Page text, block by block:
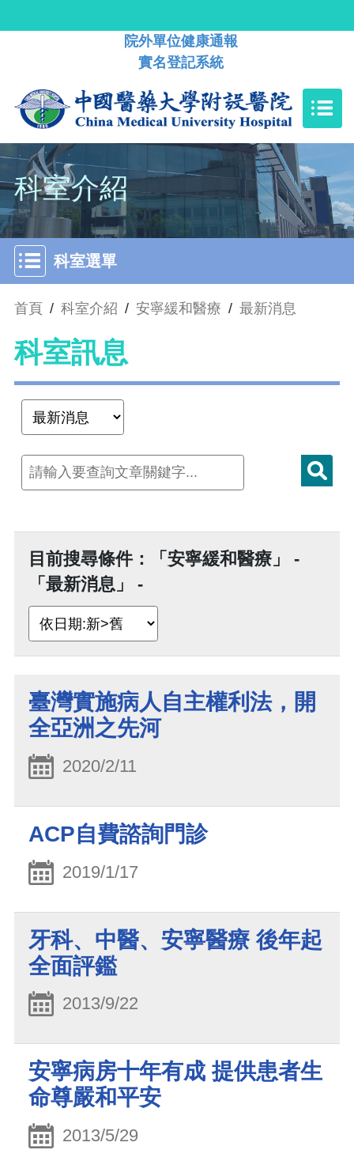
院外單位健康通報
實名登記系統
科室介紹
科室選單
首頁 / 科室介紹 / 安寧緩和醫療 / 最新消息
科室訊息
目前搜尋條件：「安寧緩和醫療」 -
「最新消息」 -
臺灣實施病人自主權利法，開
全亞洲之先河
2020/2/11
ACP自費諮詢門診
2019/1/17
牙科、中醫、安寧醫療 後年起
全面評鑑
2013/9/22
安寧病房十年有成 提供患者生
命尊嚴和平安
2013/5/29